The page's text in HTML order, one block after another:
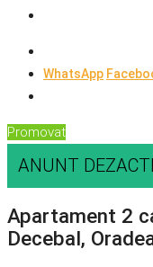
WhatsApp
Promovat
ANUNT
Apartament 2
Decebal,